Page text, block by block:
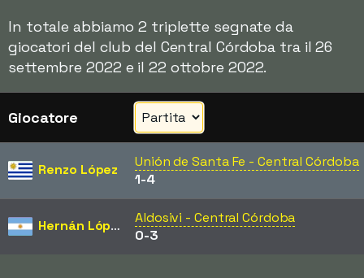
In totale abbiamo 2 triplette segnate da
giocatori del club del Central Córdoba tra il 26
settembre 2022 e il 22 ottobre 2022.
Giocatore
Renzo López
Unión de Santa Fe - Central Córdoba
1-4
Hernán López
Aldosivi - Central Córdoba
0-3